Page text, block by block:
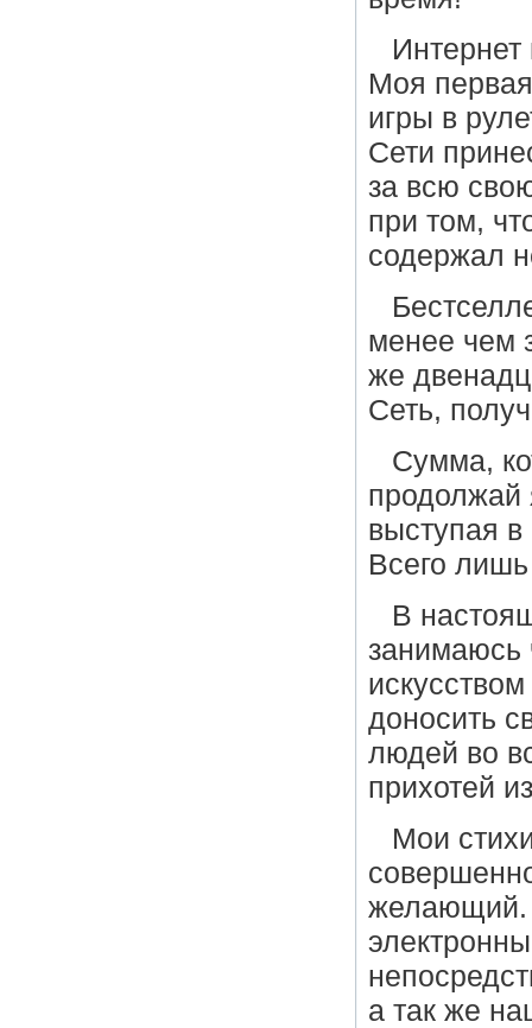
Моя
игры в
Сети
за всю
при том,
содержал
менее чем
же
Сеть,
Сумма,
продолжай
выступая в
Всего
В
занимаюсь
доносить
людей во
прихотей
Мои
желающий.
а так же